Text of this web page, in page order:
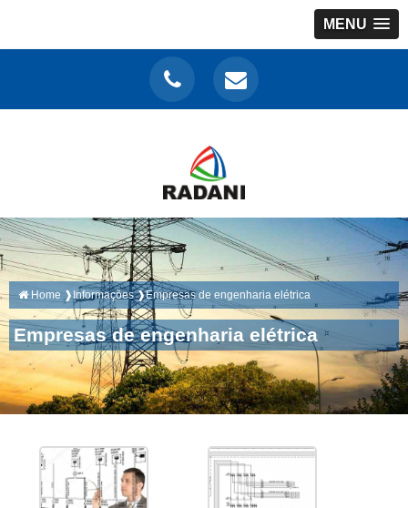
MENU
Home ❱ Informações ❱Empresas de engenharia elétrica
Empresas de engenharia elétrica